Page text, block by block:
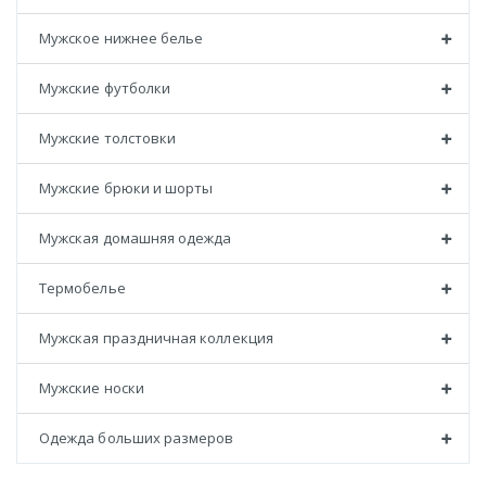
Мужское нижнее белье
Мужские футболки
Мужские толстовки
Мужские брюки и шорты
Мужская домашняя одежда
Термобелье
Мужская праздничная коллекция
Мужские носки
Одежда больших размеров